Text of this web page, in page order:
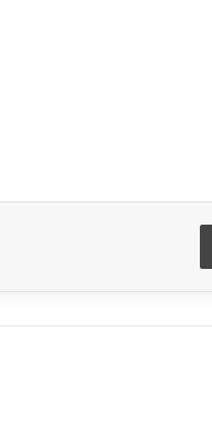
طباعة